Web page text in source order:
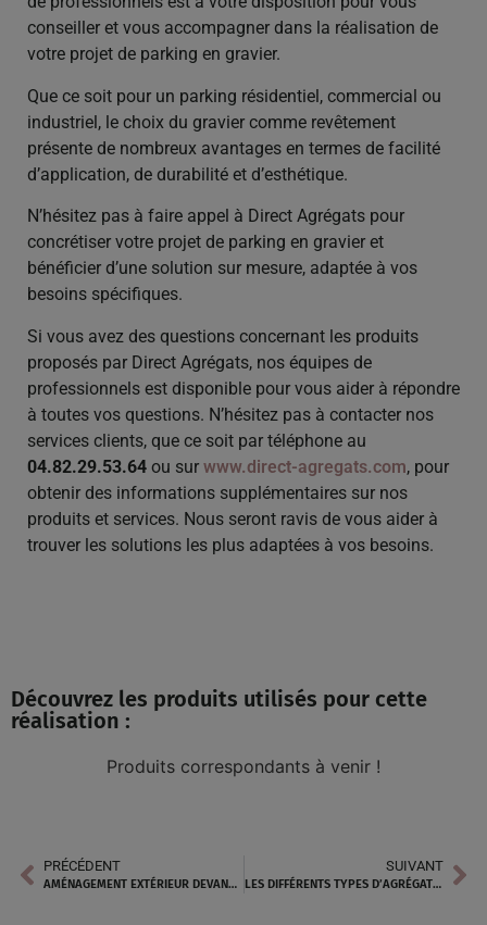
conseiller et vous accompagner dans la réalisation de
votre projet de parking en gravier.
Que ce soit pour un parking résidentiel, commercial ou
industriel, le choix du gravier comme revêtement
présente de nombreux avantages en termes de facilité
d’application, de durabilité et d’esthétique.
N’hésitez pas à faire appel à Direct Agrégats pour
concrétiser votre projet de parking en gravier et
bénéficier d’une solution sur mesure, adaptée à vos
besoins spécifiques.
Si vous avez des questions concernant les produits
proposés par Direct Agrégats, nos équipes de
professionnels est disponible pour vous aider à répondre
à toutes vos questions. N’hésitez pas à contacter nos
services clients, que ce soit par téléphone au
04.82.29.53.64 ou sur www.direct-agregats.com, pour
obtenir des informations supplémentaires sur nos
produits et services. Nous seront ravis de vous aider à
trouver les solutions les plus adaptées à vos besoins.
Découvrez les produits utilisés pour cette
réalisation :
Produits correspondants à venir !
PRÉCÉDENT
AMÉNAGEMENT EXTÉRIEUR DEVANT DE MAISON MODERNE À PERPIGNAN
SUIVANT
LES DIFFÉRENTS TYPES D’AGRÉGATS : SABLE ROSE, GRAVIER ROSE, GALET ROSE À ANGERS